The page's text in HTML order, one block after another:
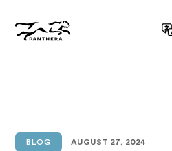
main
BLOG AUGUST 27, 2024